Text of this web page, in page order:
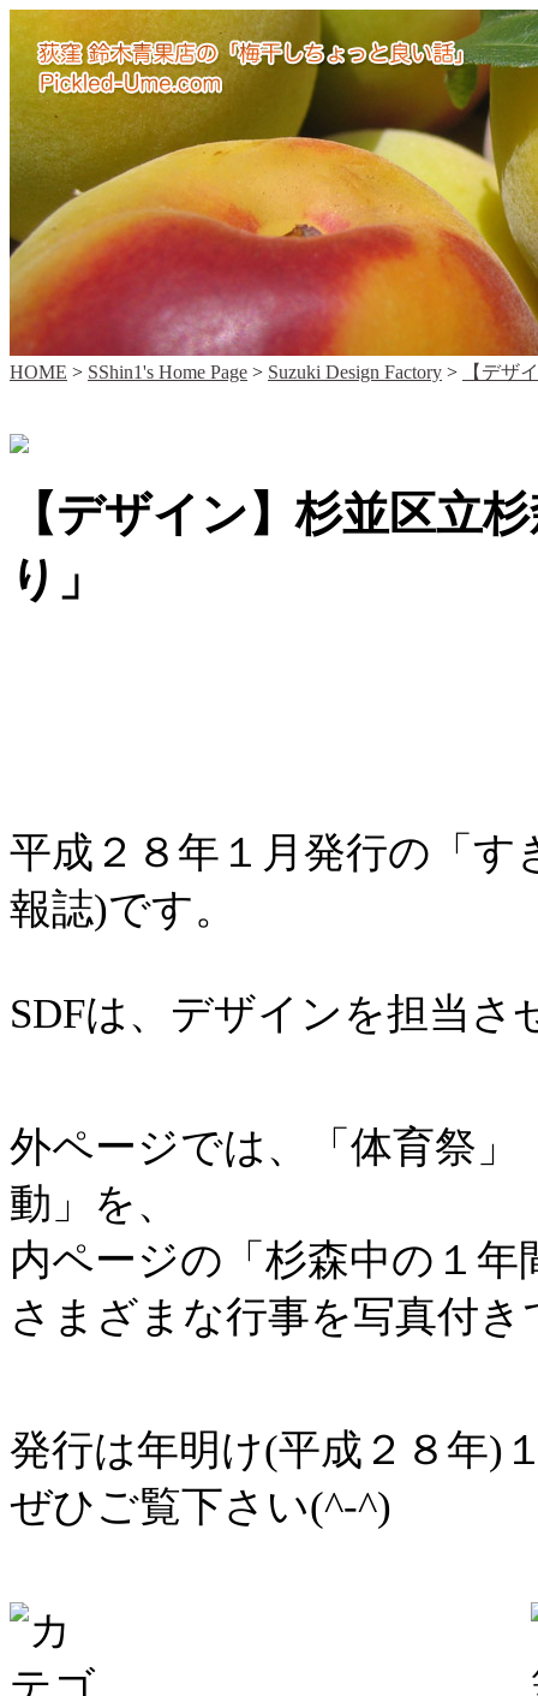
HOME > SShin1's Home Page > Suzuki Design Factory > 【デザ
【デザイン】杉並区立
り」
平成２８年１月発行の「
報誌)です。
SDFは、デザインを担当
外ページでは、「体育祭
動」を、
内ページの「杉森中の１
さまざまな行事を写真付
発行は年明け(平成２８年)
ぜひご覧下さい(^-^)